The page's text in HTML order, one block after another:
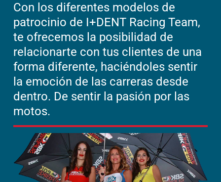
Con los diferentes modelos de
patrocinio de I+DENT Racing Team,
te ofrecemos la posibilidad de
relacionarte con tus clientes de una
forma diferente, haciéndoles sentir
la emoción de las carreras desde
dentro. De sentir la pasión por las
motos.